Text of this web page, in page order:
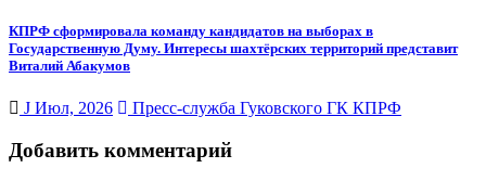
КПРФ сформировала команду кандидатов на выборах в
Государственную Думу. Интересы шахтёрских территорий представит
Виталий Абакумов
J Июл, 2026 Пресс-служба Гуковского ГК КПРФ
Добавить комментарий